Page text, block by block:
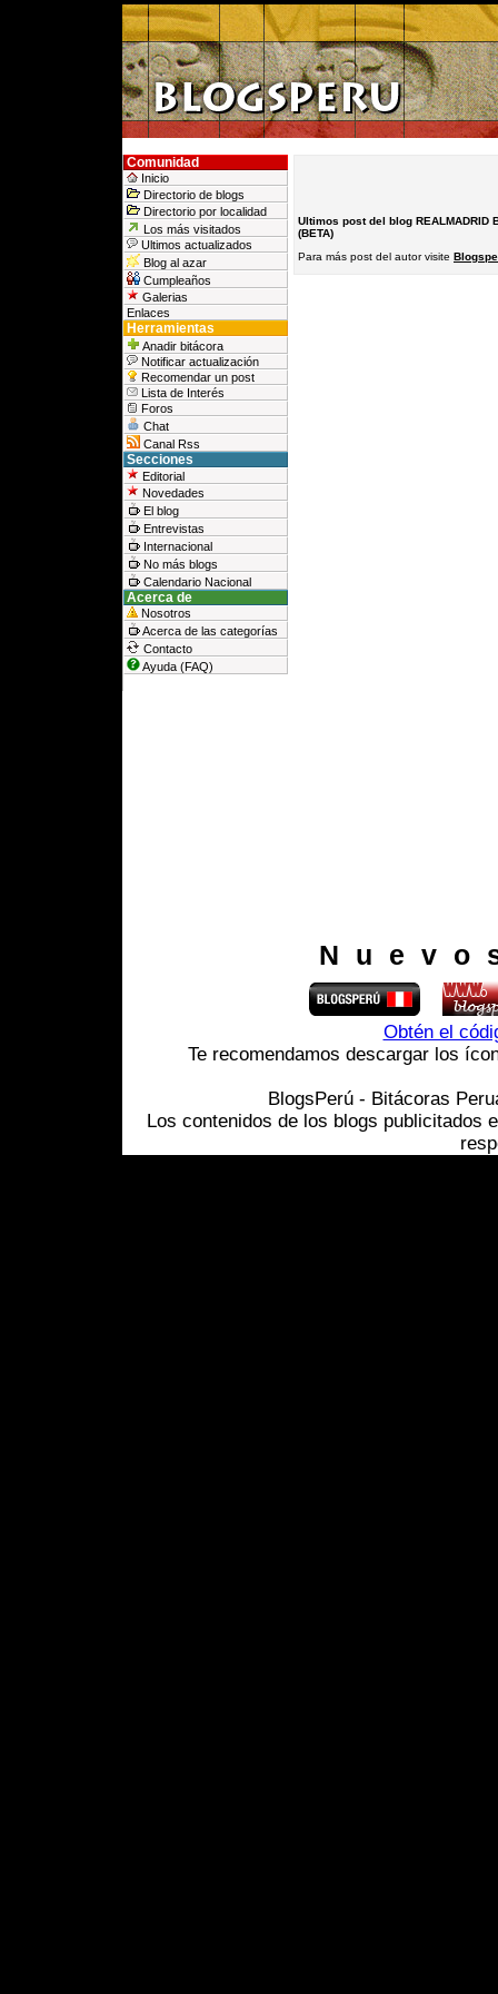
Comunidad
Inicio
Directorio de blogs
Directorio por localidad
Los más visitados
Ultimos actualizados
Blog al azar
Cumpleaños
Galerias
Enlaces
Herramientas
Anadir bitácora
Notificar actualización
Recomendar un post
Lista de Interés
Foros
Chat
Canal Rss
Secciones
Editorial
Novedades
El blog
Entrevistas
Internacional
No más blogs
Calendario Nacional
Acerca de
Nosotros
Acerca de las categorías
Contacto
Ayuda (FAQ)
Ultimos post del blog REALMADRID
(BETA)
Para más post del autor visite
Obtén el
Te recomendamos descargar los
BlogsPerú - Bitácoras
Los contenidos de los blogs publicitados